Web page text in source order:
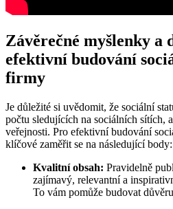
Závěrečné myšlenky a
efektivní budování
firmy
Je důležité si uvědomit, že sociální
počtu sledujících na sociálních sítích,
veřejnosti. Pro efektivní budování
klíčové zaměřit se na následující body:
Kvalitní obsah: Pravidelně
zajímavý, relevantní a
To vám pomůže budovat